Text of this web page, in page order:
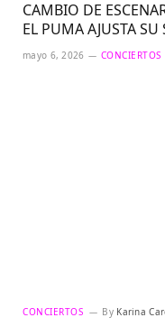
CAMBIO DE
EL PUMA AJUSTA
mayo 6, 2026 CONCIERTOS
CONCIERTOS By Karina